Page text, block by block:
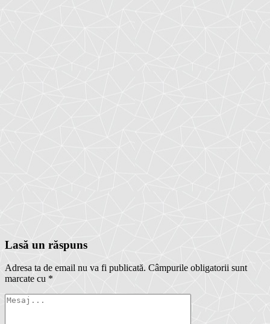
Lasă un răspuns
Adresa ta de email nu va fi publicată. Câmpurile obligatorii sunt
marcate cu *